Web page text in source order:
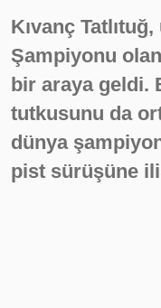
Kıvanç
Şampiyonu
bir araya geldi.
tutkusunu da
dünya
pist sürüşüne